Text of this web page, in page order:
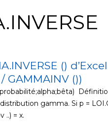
()
GAMMAINV ())
gamma. Si p =
..) = x.